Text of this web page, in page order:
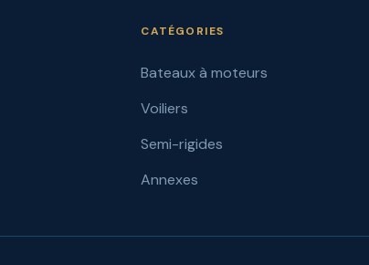
CATÉGORIES
Bateaux à moteurs
Voiliers
Semi-rigides
Annexes